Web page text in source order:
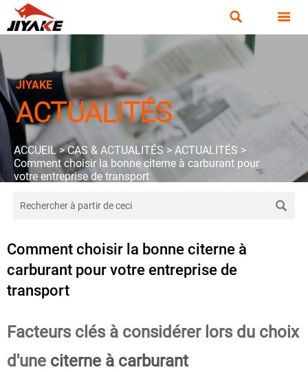
 
JIYAKE
ACTUALITÉS
ACCUEIL>CAS & ACTUALITÉS> ACTUALITÉS >
Comment choisir la bonne citerne à carburant pour
votre entreprise de transport

Comment choisir la bonne citerne à
carburant pour votre entreprise de
transport
Facteurs clés à considérer lors du choix
d'une citerne à carburant